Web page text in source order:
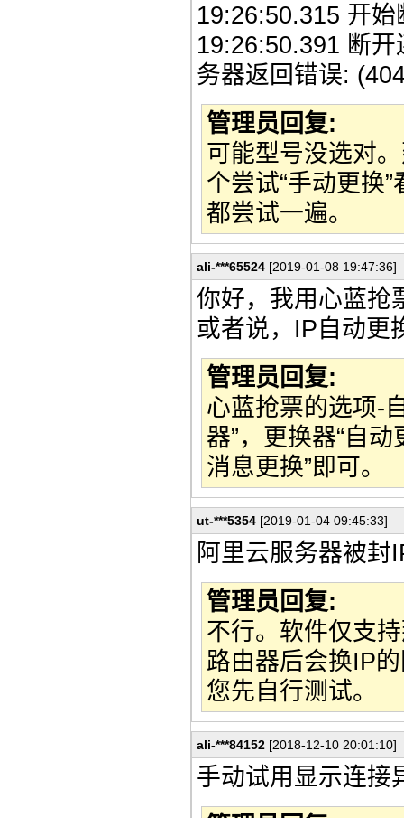
19:26:50.315 开
19:26:50.391 断
务器返回错误:
管理员回复:
可能型号没选对
个尝试“手动更换
都尝试一遍。
ali-***65524 [2019-01-08 19:47:36]
你好，我用心蓝抢
或者说，IP自动更
管理员回复:
心蓝抢票的选项-
器”，更换器“自
消息更换”即可。
ut-***5354 [2019-01-04 09:45:33]
阿里云服务器被封
管理员回复:
不行。软件仅支
路由器后会换IP
您先自行测试。
ali-***84152 [2018-12-10 20:01:10]
手动试用显示连接